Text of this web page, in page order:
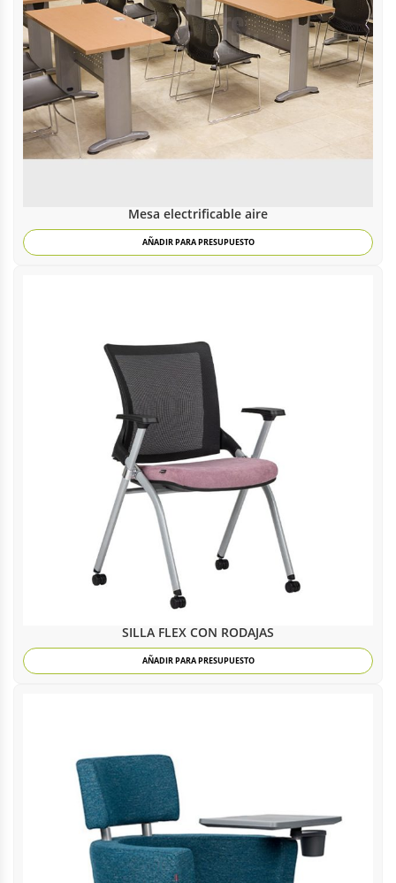
Mesa electrificable aire
AÑADIR PARA PRESUPUESTO
SILLA FLEX CON RODAJAS
AÑADIR PARA PRESUPUESTO